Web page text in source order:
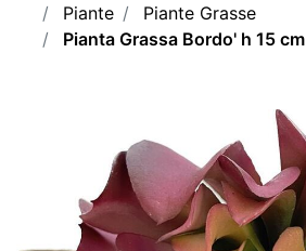
Piante
Piante Grasse
Pianta Grassa Bordo' h 15 cm